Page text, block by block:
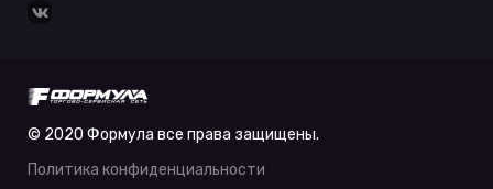
© 2020 Формула все права защищены.
Политика конфиденциальности